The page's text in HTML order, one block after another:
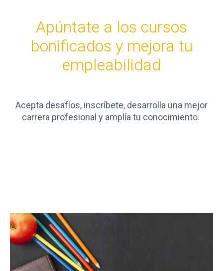
Apúntate a los cursos
bonificados y mejora tu
empleabilidad
Acepta desafíos, inscríbete, desarrolla una mejor
carrera profesional y amplía tu conocimiento.